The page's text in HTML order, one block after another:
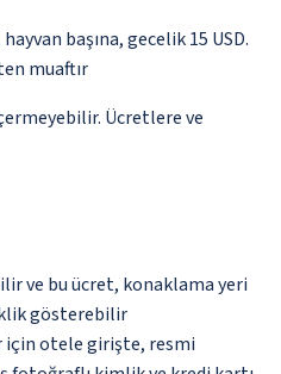
başına, gecelik 15 USD.
muaftır
Ücretlere ve
ve bu ücret, konaklama yeri
gösterebilir
için otele girişte, resmi